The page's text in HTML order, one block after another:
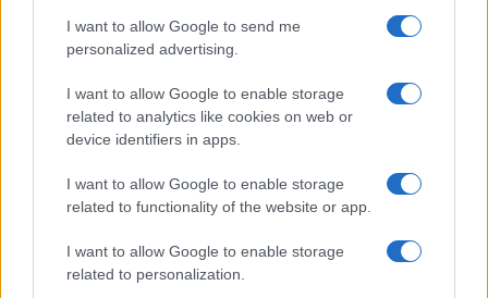
I want to allow Google to send me
personalized advertising.
I want to allow Google to enable storage
related to analytics like cookies on web or
device identifiers in apps.
I want to allow Google to enable storage
related to functionality of the website or app.
I want to allow Google to enable storage
related to personalization.